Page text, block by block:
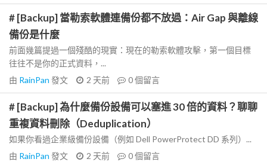
# [Backup] 當勒索軟體連備份都不放過：Air Gap 與離線
備份是什麼
前面幾篇提過一個殘酷的現實：現在的勒索軟體攻擊，第一個目標
往往不是你的正式資料，...
由 RainPan 發文 2 天前 0個留言
# [Backup] 為什麼備份設備可以塞進 30 倍的資料？聊聊
重複資料刪除（Deduplication）
如果你看過企業級備份設備（例如 Dell PowerProtect DD 系列）...
由 RainPan 發文 2 天前 0個留言